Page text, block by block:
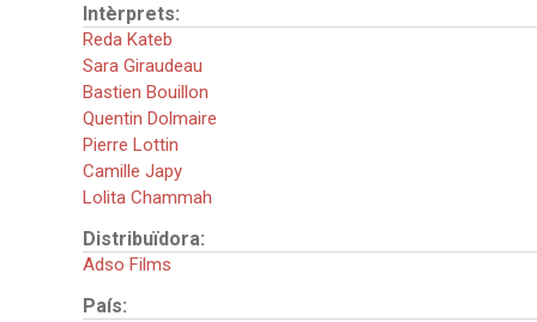
Intèrprets:
Reda Kateb
Sara Giraudeau
Bastien Bouillon
Quentin Dolmaire
Pierre Lottin
Camille Japy
Lolita Chammah
Distribuïdora:
Adso Films
País: